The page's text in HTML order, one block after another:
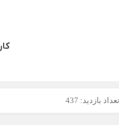
تعداد بازدید: 437